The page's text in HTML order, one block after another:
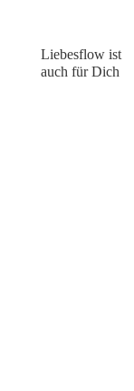
Liebesflow ist
auch für Dich